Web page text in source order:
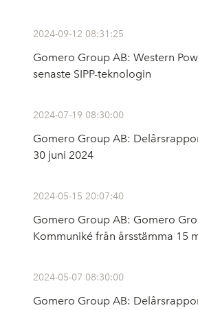
2024-09-12 08:31:25
Gomero Group AB: Western
senaste SIPP-teknologin
2024-07-19 08:30:00
Gomero Group AB:
30 juni 2024
2024-05-15 20:07:40
Gomero Group AB: Gomero
Kommuniké från årsstämma 15
2024-05-07 08:30:00
Gomero Group AB: